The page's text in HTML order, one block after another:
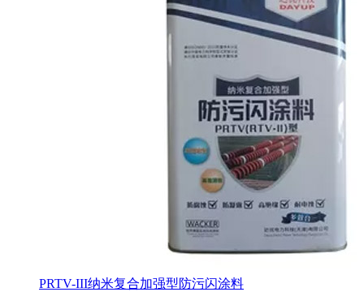
PRTV-III纳米复合加强型防污闪涂料